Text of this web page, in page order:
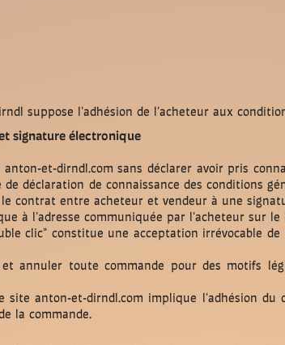
suppose l'adhésion de l'acheteur aux
signature électronique
et-dirndl.com sans déclarer avoir pris
de déclaration de connaissance des conditions
contrat entre acheteur et vendeur à une
à l'adresse communiquée par l'acheteur sur le
clic" constitue une acceptation irrévocable
annuler toute commande pour des motifs
anton-et-dirndl.com implique l'adhésion
la commande.